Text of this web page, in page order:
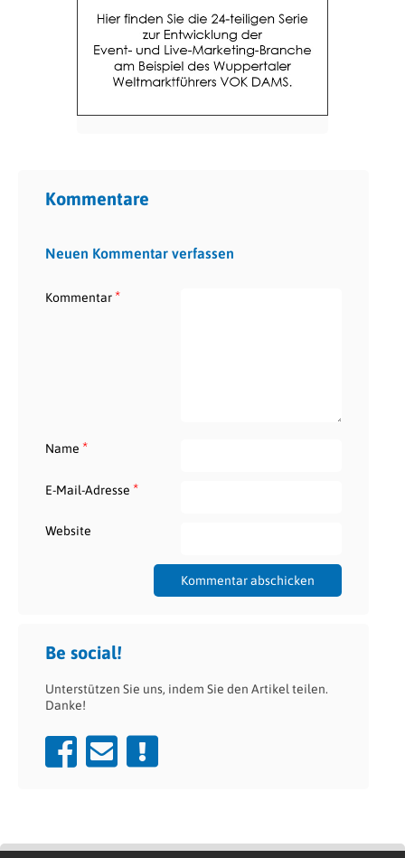
Kommentare
Neuen Kommentar verfassen
Kommentar*
Name *
E-Mail-Adresse *
Website
Be social!
Unterstützen Sie uns, indem Sie den Artikel teilen.
Danke!